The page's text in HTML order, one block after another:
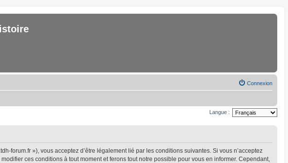
Connexion
Langue :
forum.fr »), vous acceptez d’être légalement lié par les conditions suivantes. Si vous n’acceptez
ces conditions à tout moment et ferons tout notre possible pour vous en informer. Cependant,